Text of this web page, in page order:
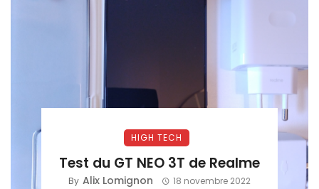
HIGH TECH
Test du GT NEO 3T de Realme
By Alix Lomignon 18 novembre 2022